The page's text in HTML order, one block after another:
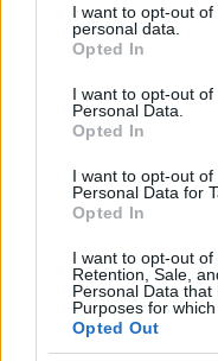
not limited to your visit
grant or deny consent
use your data for
consent section.
I want to opt-out
personal data.
Opted In
I want to opt-out
Personal Data.
Opted In
I want to opt-out
Personal Data for
Opted In
I want to opt-out of
Retention, Sale,
Personal Data
Purposes for
Opted Out